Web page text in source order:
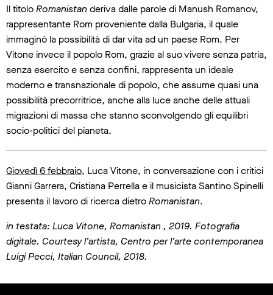
Il titoloRomanistanderiva dalle parole di Manush Romanov,
rappresentante Rom proveniente dalla Bulgaria, il quale
immaginò la possibilità di dar vita ad un paese Rom. Per
Vitone invece il popolo Rom, grazie al suo vivere senza patria,
senza esercito e senza confini, rappresenta un ideale
moderno e transnazionale di popolo, che assume quasi una
possibilità precorritrice, anche alla luce anche delle attuali
migrazioni di massa che stanno sconvolgendo gli equilibri
socio-politici del pianeta.
Giovedì 6 febbraio, Luca Vitone, in conversazione con i critici
Gianni Garrera, Cristiana Perrella e il musicista Santino Spinelli
presenta il lavoro di ricerca dietroRomanistan.
in testata: Luca Vitone, Romanistan , 2019. Fotografia
digitale. Courtesy l’artista, Centro per l’arte contemporanea
Luigi Pecci, Italian Council, 2018.